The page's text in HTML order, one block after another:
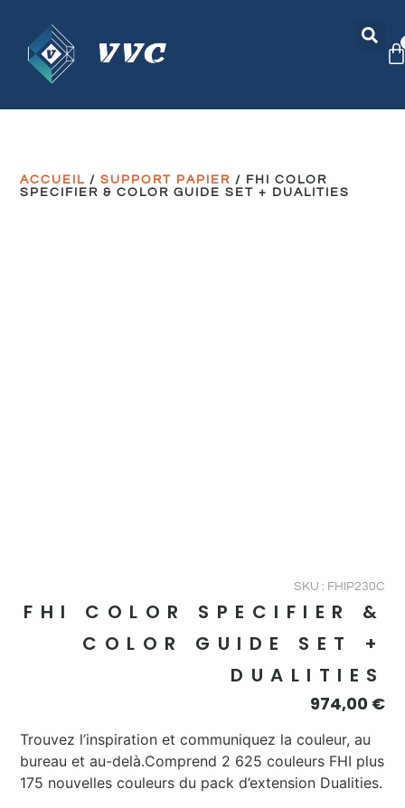
ACCUEIL /SUPPORT PAPIER / FHI COLOR
SPECIFIER & COLOR GUIDE SET + DUALITIES
SKU : FHIP230C
FHI COLOR SPECIFIER &
COLOR GUIDE SET +
DUALITIES
974,00 €
Trouvez l’inspiration et communiquez la couleur, au
bureau et au-delà.Comprend 2 625 couleurs FHI plus
175 nouvelles couleurs du pack d’extension Dualities.